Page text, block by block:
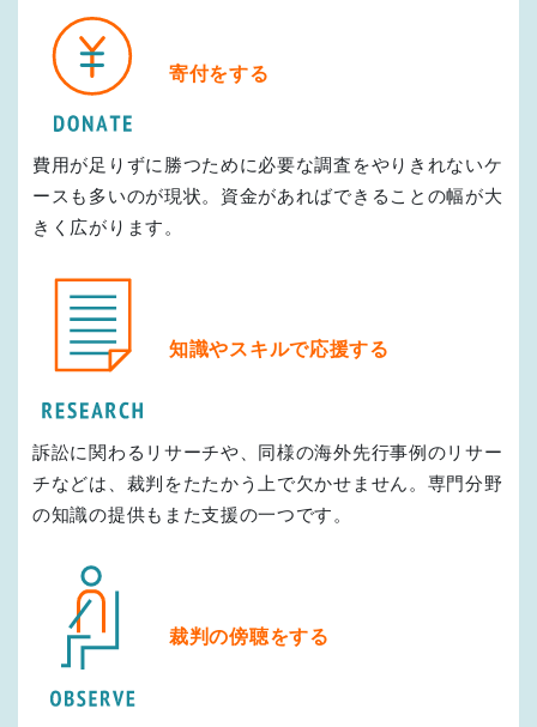
寄付をする
費用が足りずに勝つために必要な調査をやりきれないケ
ースも多いのが現状。資金があればできることの幅が大
きく広がります。
知識やスキルで応援する
訴訟に関わるリサーチや、同様の海外先行事例のリサー
チなどは、裁判をたたかう上で欠かせません。専門分野
の知識の提供もまた支援の一つです。
裁判の傍聴をする